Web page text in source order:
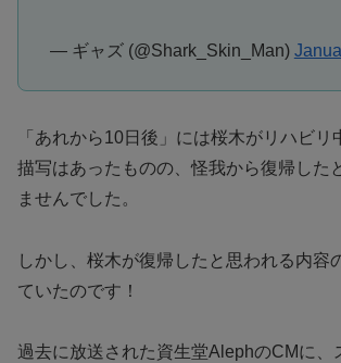
— ギャズ (@Shark_Skin_Man)
「あれから10日後」には桜木がリハビリ
描写はあったものの、怪我から復帰した
ませんでした。
しかし、桜木が復帰したと思われる内容
ていたのです！
過去に放送された資生堂AlephのCMに、